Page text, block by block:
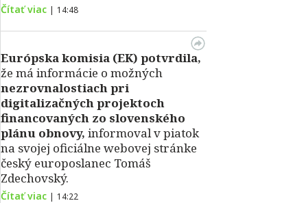
Čítať viac | 14:48
Európska komisia (EK) potvrdila,
že má informácie o možných
nezrovnalostiach pri
digitalizačných projektoch
financovaných zo slovenského
plánu obnovy, informoval v piatok
na svojej oficiálne webovej stránke
český europoslanec Tomáš
Zdechovský.
Čítať viac | 14:22